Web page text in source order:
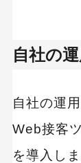
自社の
自社の運
Web接客
を導入し